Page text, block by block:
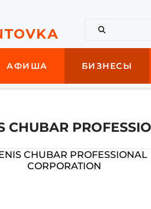
АФИША БИЗНЕСЫ
CHUBAR